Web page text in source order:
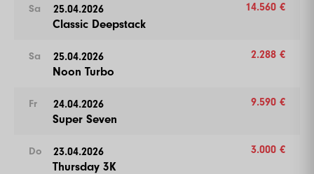
Sa 25.04.2026
Classic Deepstack
14.560 €
Sa 25.04.2026
Noon Turbo
2.288 €
Fr 24.04.2026
Super Seven
9.590 €
Do 23.04.2026
Thursday 3K
3.000 €